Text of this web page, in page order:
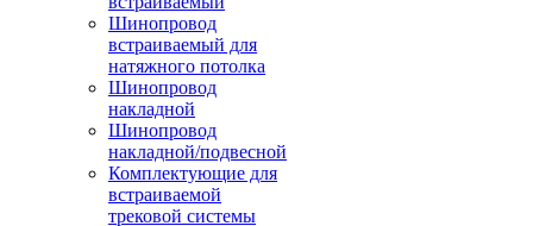
Шинопровод
встраиваемый для
натяжного потолка
Шинопровод
накладной
Шинопровод
накладной/подвесной
Комплектующие для
встраиваемой
трековой системы